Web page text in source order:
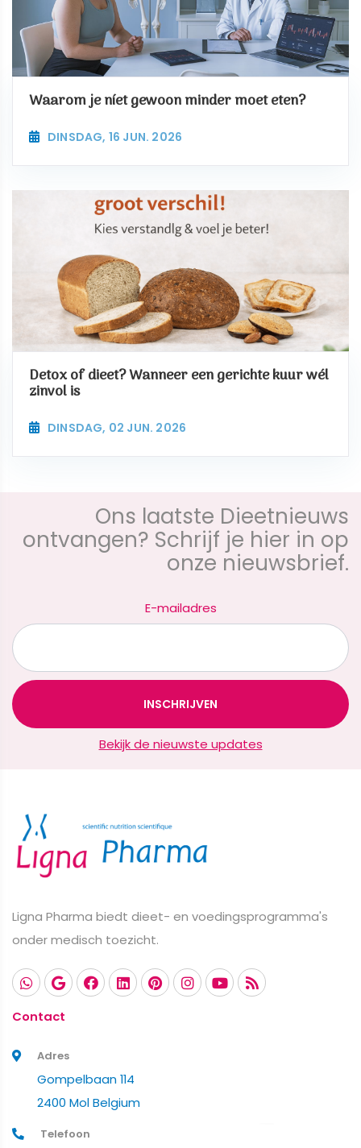
Waarom je níet gewoon minder moet eten?
DINSDAG, 16 JUN. 2026
Detox of dieet? Wanneer een gerichte kuur wél
zinvol is
DINSDAG, 02 JUN. 2026
Ons laatste Dieetnieuws
ontvangen? Schrijf je hier in op
onze nieuwsbrief.
E-mailadres
Bekijk de nieuwste updates
Ligna Pharma biedt dieet- en voedingsprogramma's
onder medisch toezicht.
Contact
Adres
Gompelbaan 114
2400 Mol Belgium
Telefoon